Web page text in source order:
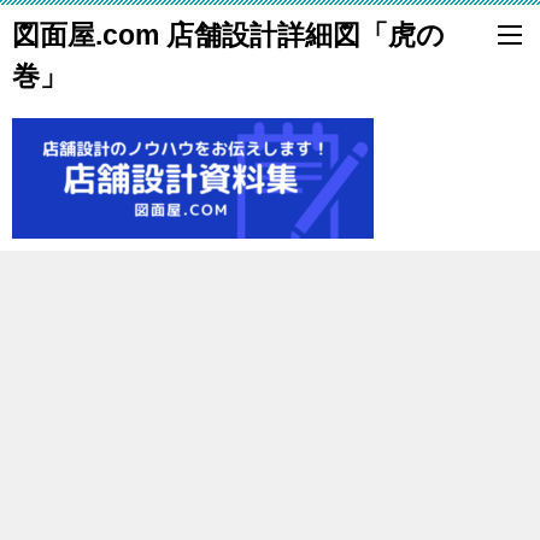
図面屋.com 店舗設計詳細図「虎の
巻」